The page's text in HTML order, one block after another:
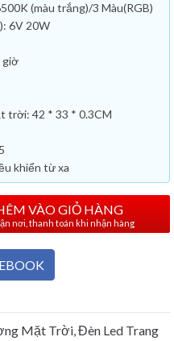
(màu trắng)/3 Màu(RGB)
6V 20W
giờ
trời: 42 * 33 * 0.3CM
khiển từ xa
VÀO GIỎ HÀNG
nơi, thanh toán khi nhận hàng
Mặt Trời, Đèn Led Trang